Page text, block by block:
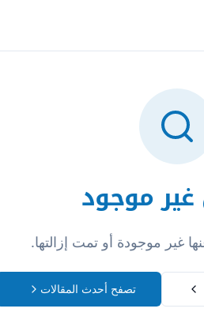
غير موجود
غير موجودة أو تمت إزالتها.
تصفح أحدث المقالات